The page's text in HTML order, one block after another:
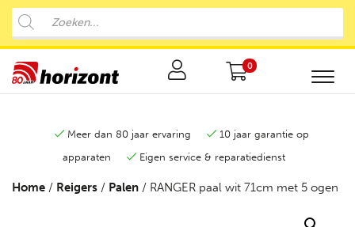
0
Meer dan 80 jaar ervaring
10 jaar garantie op
apparaten
Eigen service & reparatiedienst
Home / Reigers / Palen / RANGER paal wit 71cm met 5 ogen